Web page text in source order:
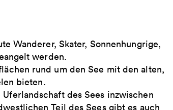
Wanderer, Skater, Sonnenhungrige,
werden.
rund um den See mit den alten,
bieten.
des Sees inzwischen
Teil des Sees gibt es auch